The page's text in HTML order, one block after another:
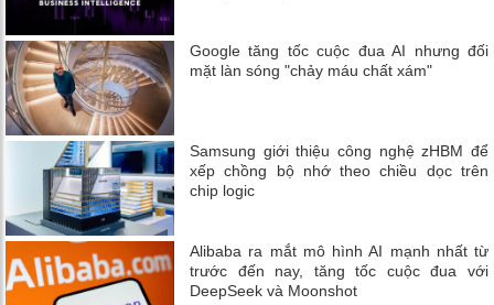
Google tăng tốc cuộc đua AI nhưng đối
mặt làn sóng "chảy máu chất xám"
Samsung giới thiệu công nghệ zHBM để
xếp chồng bộ nhớ theo chiều dọc trên
chip logic
Alibaba ra mắt mô hình AI mạnh nhất từ
trước đến nay, tăng tốc cuộc đua với
DeepSeek và Moonshot